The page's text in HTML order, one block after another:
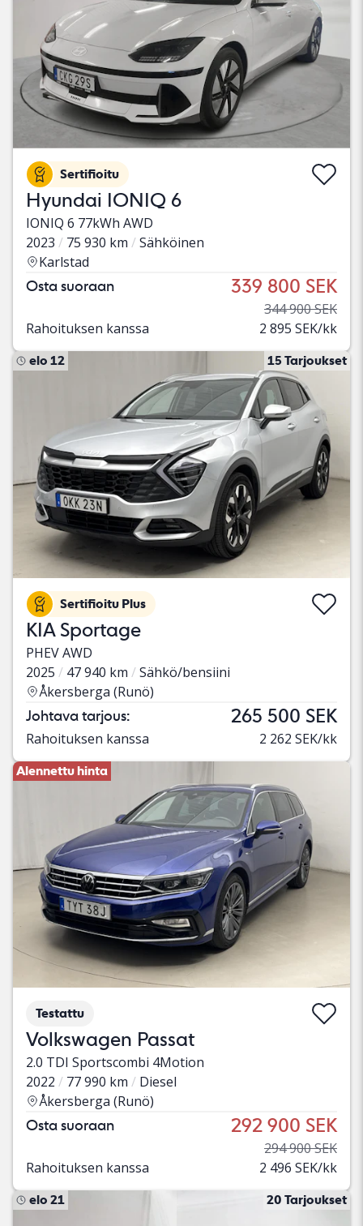
Sertifioitu
Hyundai IONIQ 6
IONIQ 6 77kWh AWD
2023
75 930 km
Sähköinen
Karlstad
Osta suoraan 339 800 SEK
344 900 SEK
Rahoituksen kanssa
2 895 SEK/kk
elo 12 15 Tarjoukset
Sertifioitu Plus
KIA Sportage
PHEV AWD
2025
47 940 km
Sähkö/bensiini
Åkersberga (Runö)
Johtava tarjous: 265 500 SEK
Rahoituksen kanssa 2 262 SEK/kk
Alennettu hinta
Testattu
Volkswagen Passat
2.0 TDI Sportscombi 4Motion
2022
77 990 km
Diesel
Åkersberga (Runö)
Osta suoraan 292 900 SEK
294 900 SEK
Rahoituksen kanssa
2 496 SEK/kk
elo 21 20 Tarjoukset